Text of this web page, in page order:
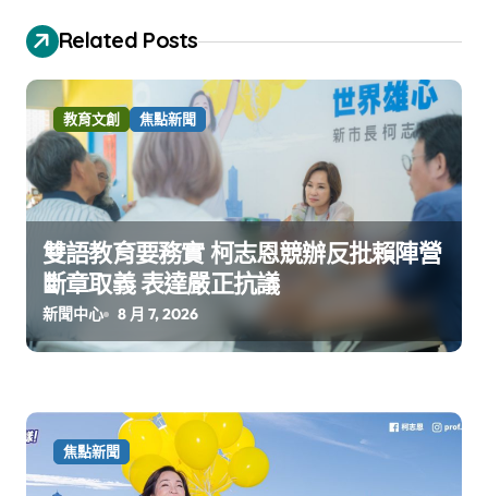
Related Posts
教育文創 焦點新聞
雙語教育要務實 柯志恩競辦反批賴陣營
斷章取義 表達嚴正抗議
新聞中心 8 月 7, 2026
焦點新聞